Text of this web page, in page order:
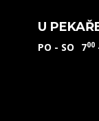
U
PO - SO 700